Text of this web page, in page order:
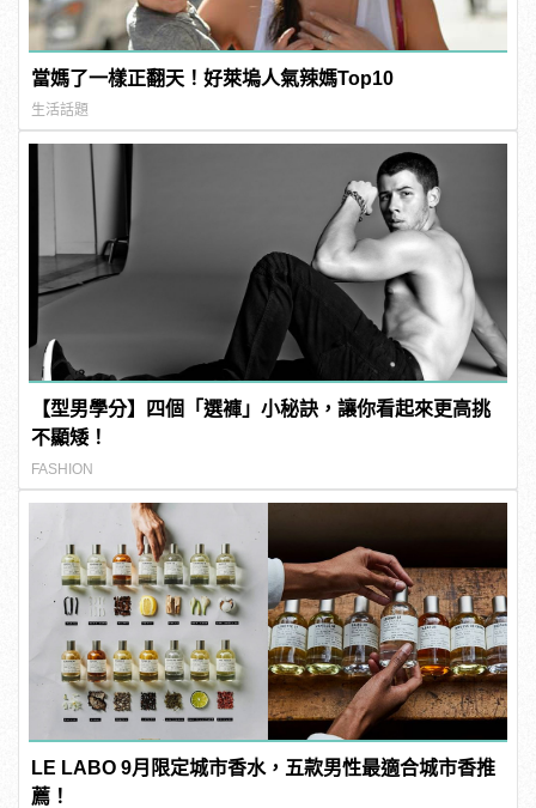
當媽了一樣正翻天！好萊塢人氣辣媽Top10
生活話題
【型男學分】四個「選褲」小秘訣，讓你看起來更高挑
不顯矮！
FASHION
LE LABO 9月限定城市香水，五款男性最適合城市香推
薦！